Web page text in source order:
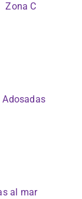
Zona C
Adosadas
al mar